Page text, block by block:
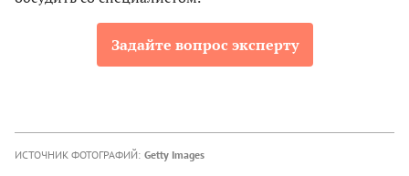
Задайте вопрос эксперту
ИСТОЧНИК ФОТОГРАФИЙ: Getty Images